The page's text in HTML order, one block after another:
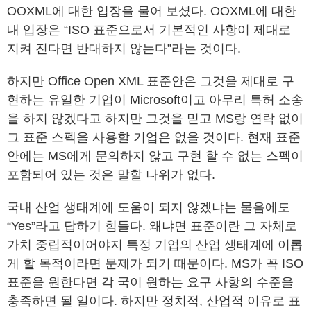
OOXML에 대한 입장을 물어 보셨다. OOXML에 대한
내 입장은 “ISO 표준으로서 기본적인 사항이 제대로
지켜 진다면 반대하지 않는다”라는 것이다.
하지만 Office Open XML 표준안은 그것을 제대로 구
현하는 유일한 기업이 Microsoft이고 아무리 특허 소송
을 하지 않겠다고 하지만 그것을 믿고 MS랑 연락 없이
그 표준 스펙을 사용할 기업은 없을 것이다. 현재 표준
안에는 MS에게 문의하지 않고 구현 할 수 없는 스펙이
포함되어 있는 것은 말할 나위가 없다.
국내 산업 생태계에 도움이 되지 않겠냐는 물음에도
“Yes”라고 답하기 힘들다. 왜냐면 표준이란 그 자체로
가치 중립적이어야지 특정 기업의 산업 생태계에 이롭
게 할 목적이라면 문제가 되기 때문이다. MS가 꼭 ISO
표준을 원한다면 각 국이 원하는 요구 사항의 수준을
충족하면 될 일이다. 하지만 정치적, 산업적 이유로 표